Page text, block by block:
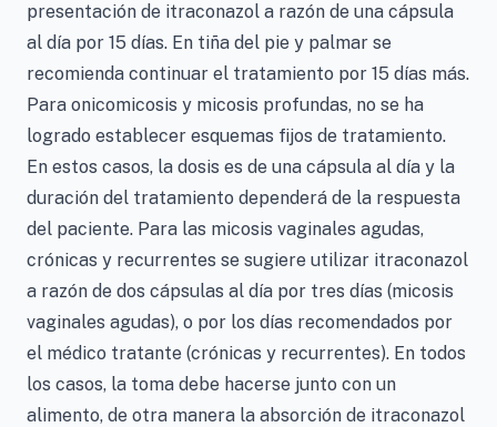
presentación de itraconazol a razón de una cápsula
al día por 15 días. En tiña del pie y palmar se
recomienda continuar el tratamiento por 15 días más.
Para onicomicosis y micosis profundas, no se ha
logrado establecer esquemas fijos de tratamiento.
En estos casos, la dosis es de una cápsula al día y la
duración del tratamiento dependerá de la respuesta
del paciente. Para las micosis vaginales agudas,
crónicas y recurrentes se sugiere utilizar itraconazol
a razón de dos cápsulas al día por tres días (micosis
vaginales agudas), o por los días recomendados por
el médico tratante (crónicas y recurrentes). En todos
los casos, la toma debe hacerse junto con un
alimento, de otra manera la absorción de itraconazol